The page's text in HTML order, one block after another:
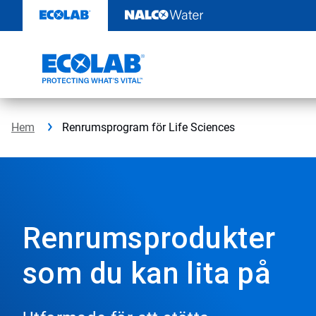
innehåll
Hem Renrumsprogram för Life Sciences
Renrumsprodukter
som du kan lita på